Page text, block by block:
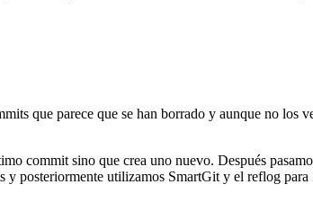
que parece que se han borrado y aunque no los
commit sino que crea uno nuevo. Después
posteriormente utilizamos SmartGit y el reflog